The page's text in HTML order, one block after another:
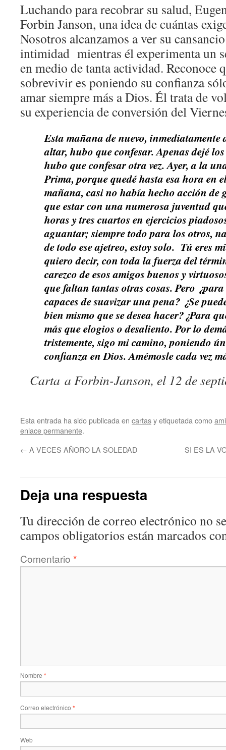
Luchando para recobrar su salud,
Forbin Janson, una idea de cuántas
Nosotros alcanzamos a ver su
intimidad mientras él experimenta un
en medio de tanta actividad. Reconoce
sobrevivir es poniendo su confianza
amar siempre más a Dios. Él trata de
su experiencia de conversión del
Esta mañana de nuevo, inmediatamente
altar, hubo que confesar. Apenas dejé
hubo que confesar otra vez. Ayer, a la
Prima, porque quedé hasta esa hora en
mañana, casi no había hecho acción de
que estar con una numerosa juventud
horas y tres cuartos en ejercicios
aguantar; siempre todo para los otros,
de todo ese ajetreo, estoy solo. Tú eres
quiero decir, con toda la fuerza del
carezco de esos amigos buenos y
que faltan tantas otras cosas. Pero
capaces de suavizar una pena? ¿Se
bien mismo que se desea hacer?¿Para
más que elogios o desaliento. Por lo
tristemente, sigo mi camino, poniendo
confianza en Dios. Amémosle cada vez
Carta a Forbin-Janson, el 12 de
Esta entrada ha sido publicada en cartasy etiquetada como
enlace permanente.
← A VECES AÑORO LA SOLEDAD SI ES LA
Deja una respuesta
Tu dirección de correo electrónico no
campos obligatorios están marcados
Comentario *
Nombre *
Correo electrónico *
Web